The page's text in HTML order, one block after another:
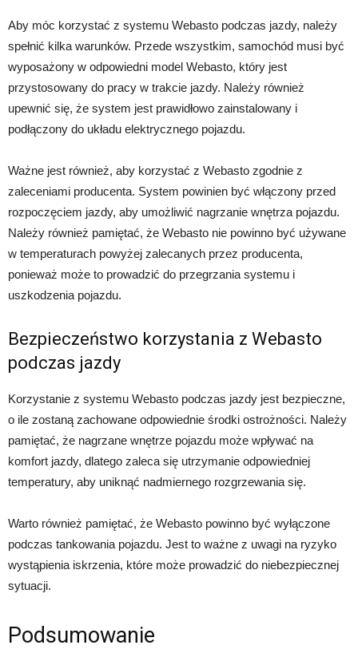
Aby móc korzystać z systemu Webasto podczas jazdy, należy
spełnić kilka warunków. Przede wszystkim, samochód musi być
wyposażony w odpowiedni model Webasto, który jest
przystosowany do pracy w trakcie jazdy. Należy również
upewnić się, że system jest prawidłowo zainstalowany i
podłączony do układu elektrycznego pojazdu.
Ważne jest również, aby korzystać z Webasto zgodnie z
zaleceniami producenta. System powinien być włączony przed
rozpoczęciem jazdy, aby umożliwić nagrzanie wnętrza pojazdu.
Należy również pamiętać, że Webasto nie powinno być używane
w temperaturach powyżej zalecanych przez producenta,
ponieważ może to prowadzić do przegrzania systemu i
uszkodzenia pojazdu.
Bezpieczeństwo korzystania z Webasto
podczas jazdy
Korzystanie z systemu Webasto podczas jazdy jest bezpieczne,
o ile zostaną zachowane odpowiednie środki ostrożności. Należy
pamiętać, że nagrzane wnętrze pojazdu może wpływać na
komfort jazdy, dlatego zaleca się utrzymanie odpowiedniej
temperatury, aby uniknąć nadmiernego rozgrzewania się.
Warto również pamiętać, że Webasto powinno być wyłączone
podczas tankowania pojazdu. Jest to ważne z uwagi na ryzyko
wystąpienia iskrzenia, które może prowadzić do niebezpiecznej
sytuacji.
Podsumowanie